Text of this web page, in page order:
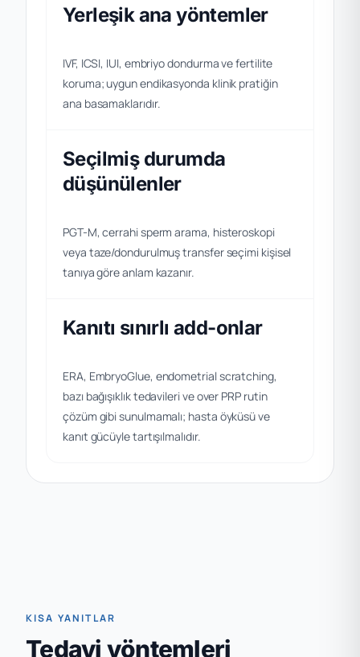
Yerleşik ana yöntemler
IVF, ICSI, IUI, embriyo dondurma ve fertilite
koruma; uygun endikasyonda klinik pratiğin
ana basamaklarıdır.
Seçilmiş durumda
düşünülenler
PGT-M, cerrahi sperm arama, histeroskopi
veya taze/dondurulmuş transfer seçimi kişisel
tanıya göre anlam kazanır.
Kanıtı sınırlı add-onlar
ERA, EmbryoGlue, endometrial scratching,
bazı bağışıklık tedavileri ve over PRP rutin
çözüm gibi sunulmamalı; hasta öyküsü ve
kanıt gücüyle tartışılmalıdır.
KISA YANITLAR
Tedavi yöntemleri